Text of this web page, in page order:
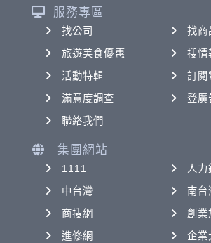
服務專區
找公司
找商
旅遊美食優惠
搜情
活動特輯
訂閱
滿意度調查
登廣
聯絡我們
集團網站
1111
人力
中台灣
南台
商搜網
創業
進修網
企業